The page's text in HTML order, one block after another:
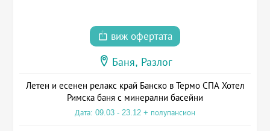
виж офертата
Баня, Разлог
Летен и есенен релакс край Банско в Термо СПА Хотел
Римска баня с минерални басейни
Дата: 09.03 - 23.12 + полупансион